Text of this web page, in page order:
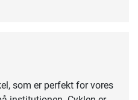
som er perfekt for vores